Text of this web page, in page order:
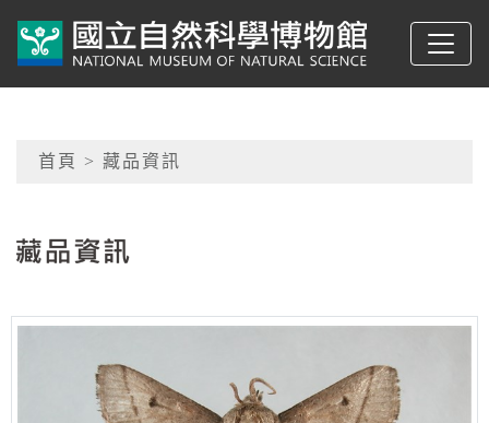
典藏網-國立自然科學
網頁導覽
首頁 > 藏品資訊